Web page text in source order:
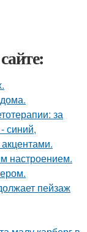
за
синий,
настроением.
пейзаж